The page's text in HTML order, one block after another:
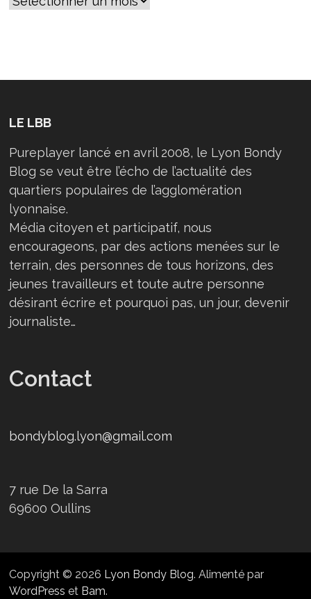
LE LBB
Pureplayer lancé en avril 2008, le Lyon Bondy
Blog se veut être l’écho de l’actualité des
quartiers populaires de l’agglomération
lyonnaise.
Média citoyen et participatif, nous
encourageons, par des actions menées sur le
terrain, des personnes de tous horizons, des
jeunes travailleurs et toute autre personne
désirant écrire et pourquoi pas, un jour, devenir
journaliste…
Contact
bondyblog.lyon@gmail.com
7 rue De la Sarra
69600 Oullins
Copyright © 2026 Lyon Bondy Blog. Alimenté par
WordPress et Bam.